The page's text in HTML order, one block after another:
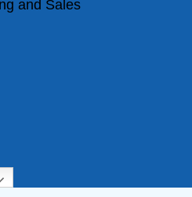
and Sales